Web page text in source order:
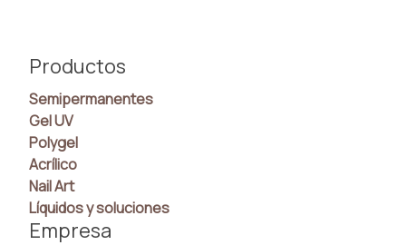
Productos
Semipermanentes
Gel UV
Polygel
Acrílico
Nail Art
Líquidos y soluciones
Empresa